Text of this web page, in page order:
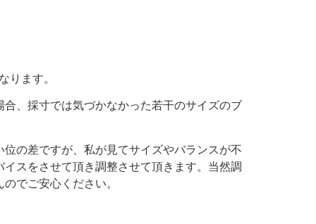
ります。
、採寸では気づかなかった若干のサイズのブ
の差ですが、私が見てサイズやバランスが不
スをさせて頂き調整させて頂きます。当然調
でご安心ください。